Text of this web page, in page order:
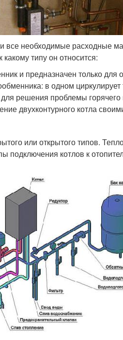
все необходимые расходные
типу он относится:
и предназначен только для
в одном
решения проблемы
двухконтурного котла
или открытого типов.
подключения котлов к